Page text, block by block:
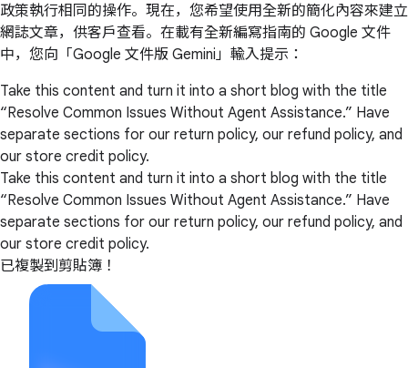
政策執行相同的操作。現在，您希望使用全新的簡化內容來建立
網誌文章，供客戶查看。在載有全新編寫指南的 Google 文件
中，您向「Google 文件版 Gemini」輸入提示：
Take this content and turn it into a short blog with the title
“Resolve Common Issues Without Agent Assistance.” Have
separate sections for our return policy, our refund policy, and
our store credit policy.
Take this content and turn it into a short blog with the title
“Resolve Common Issues Without Agent Assistance.” Have
separate sections for our return policy, our refund policy, and
our store credit policy.
已複製到剪貼簿！